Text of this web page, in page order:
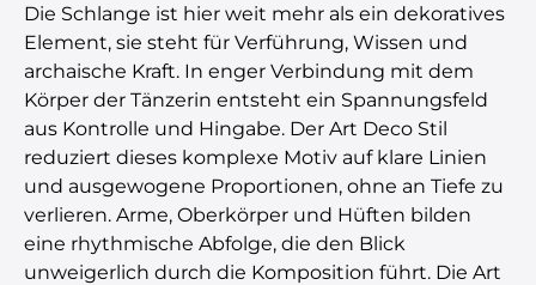
Die Schlange ist hier weit mehr als ein dekoratives
Element, sie steht für Verführung, Wissen und
archaische Kraft. In enger Verbindung mit dem
Körper der Tänzerin entsteht ein Spannungsfeld
aus Kontrolle und Hingabe. Der Art Deco Stil
reduziert dieses komplexe Motiv auf klare Linien
und ausgewogene Proportionen, ohne an Tiefe zu
verlieren. Arme, Oberkörper und Hüften bilden
eine rhythmische Abfolge, die den Blick
unweigerlich durch die Komposition führt. Die Art